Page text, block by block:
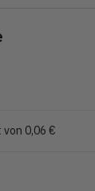
von 0,06 €